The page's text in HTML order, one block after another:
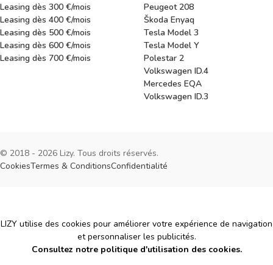
Leasing dès 300 €/mois
Leasing dès 400 €/mois
Leasing dès 500 €/mois
Leasing dès 600 €/mois
Leasing dès 700 €/mois
Peugeot 208
Škoda Enyaq
Tesla Model 3
Tesla Model Y
Polestar 2
Volkswagen ID.4
Mercedes EQA
Volkswagen ID.3
© 2018 - 2026 Lizy. Tous droits réservés.
CookiesTermes & ConditionsConfidentialité
Cookies
LIZY utilise des cookies pour améliorer votre expérience de navigation
et personnaliser les publicités.
Consultez notre politique d'utilisation des cookies.